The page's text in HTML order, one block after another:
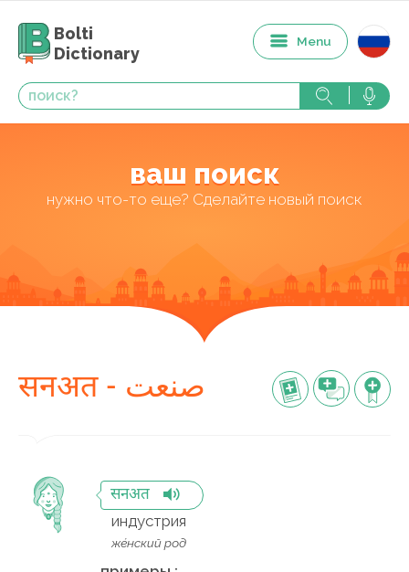
Bolti
Dictionary
Menu
ваш поиск
нужно что-то еще? Сделайте новый поиск
सनअत - صنعت
सनअत
индустрия
же́нский род